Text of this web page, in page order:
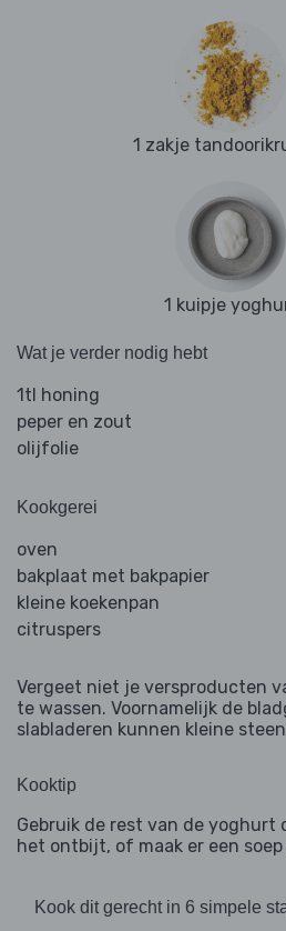
1 zakje
1 kuipje
Wat je verder nodig hebt
1tl honing
peper en zout
olijfolie
Kookgerei
oven
bakplaat met bakpapier
kleine koekenpan
citruspers
Vergeet niet je versproducten
te wassen. Voornamelijk de
slabladeren kunnen kleine
Kooktip
Gebruik de rest van de yoghurt
het ontbijt, of maak er een soep
Kook dit gerecht in 6 simpele